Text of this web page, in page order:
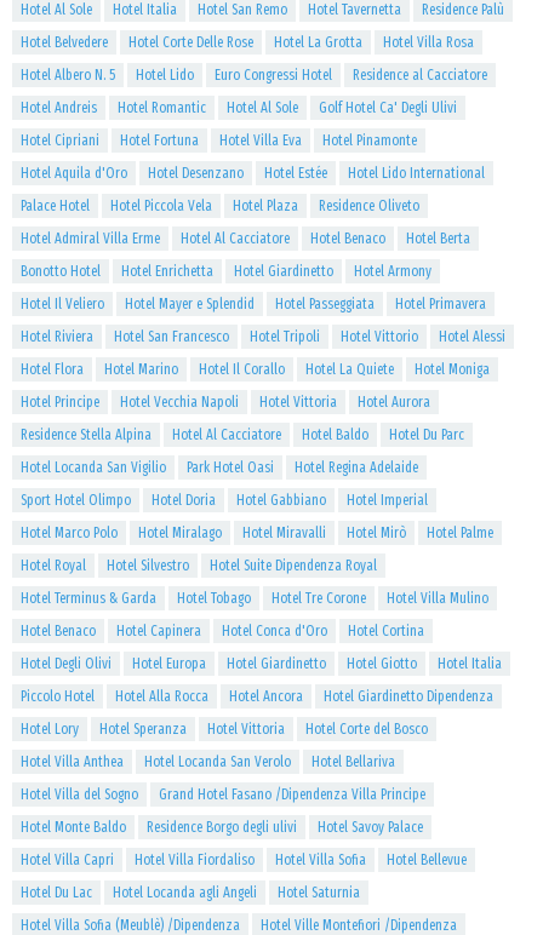
Hotel Al Sole
Hotel Italia Hotel San Remo Hotel Tavernetta
Residence Palù
Hotel Belvedere
Hotel Corte Delle Rose Hotel La Grotta
Hotel Villa Rosa
Hotel Albero N. 5
Hotel Lido Euro Congressi Hotel
Residence al Cacciatore
Hotel Andreis
Hotel Romantic Hotel Al Sole
Golf Hotel Ca' Degli Ulivi
Hotel Cipriani
Hotel Fortuna Hotel Villa Eva
Hotel Pinamonte
Hotel Aquila d'Oro
Hotel Desenzano Hotel Estée
Hotel Lido International
Palace Hotel
Hotel Piccola Vela Hotel Plaza
Residence Oliveto
Hotel Admiral Villa Erme
Hotel Al Cacciatore Hotel Benaco
Hotel Berta
Bonotto Hotel
Hotel Enrichetta Hotel Giardinetto
Hotel Armony
Hotel Il Veliero
Hotel Mayer e Splendid Hotel Passeggiata
Hotel Primavera
Hotel Riviera
Hotel San Francesco Hotel Tripoli Hotel Vittorio
Hotel Alessi
Hotel Flora
Hotel Marino Hotel Il Corallo Hotel La Quiete
Hotel Moniga
Hotel Principe
Hotel Vecchia Napoli Hotel Vittoria
Hotel Aurora
Residence Stella Alpina
Hotel Al Cacciatore Hotel Baldo
Hotel Du Parc
Hotel Locanda San Vigilio
Park Hotel Oasi
Hotel Regina Adelaide
Sport Hotel Olimpo
Hotel Doria Hotel Gabbiano
Hotel Imperial
Hotel Marco Polo
Hotel Miralago Hotel Miravalli Hotel Mirò
Hotel Palme
Hotel Royal
Hotel Silvestro
Hotel Suite Dipendenza Royal
Hotel Terminus & Garda
Hotel Tobago Hotel Tre Corone
Hotel Villa Mulino
Hotel Benaco
Hotel Capinera Hotel Conca d'Oro
Hotel Cortina
Hotel Degli Olivi
Hotel Europa Hotel Giardinetto Hotel Giotto
Hotel Italia
Piccolo Hotel
Hotel Alla Rocca Hotel Ancora
Hotel Giardinetto Dipendenza
Hotel Lory
Hotel Speranza Hotel Vittoria
Hotel Corte del Bosco
Hotel Villa Anthea
Hotel Locanda San Verolo
Hotel Bellariva
Hotel Villa del Sogno
Grand Hotel Fasano /Dipendenza Villa Principe
Hotel Monte Baldo
Residence Borgo degli ulivi
Hotel Savoy Palace
Hotel Villa Capri
Hotel Villa Fiordaliso Hotel Villa Sofia
Hotel Bellevue
Hotel Du Lac
Hotel Locanda agli Angeli
Hotel Saturnia
Hotel Villa Sofia (Meublè) /Dipendenza
Hotel Ville Montefiori /Dipendenza